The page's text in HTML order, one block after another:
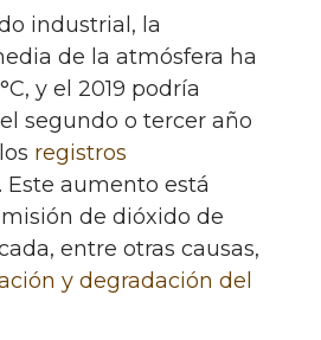
industrial, la
de la atmósfera ha
y el 2019 podría
segundo o tercer año
registros
. Este aumento está
de dióxido de
entre otras causas,
y degradación del